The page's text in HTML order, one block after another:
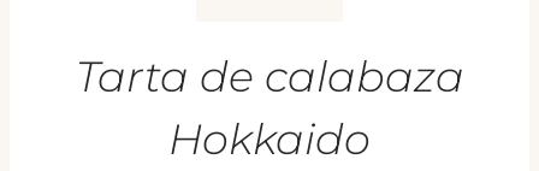
Tarta de calabaza
Hokkaido